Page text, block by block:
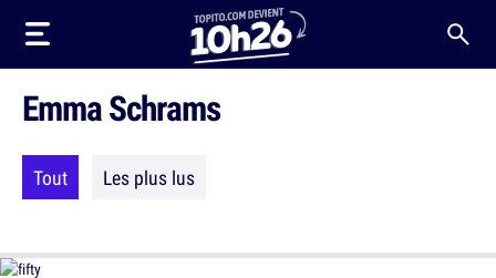
Emma Schrams
Tout Les plus lus